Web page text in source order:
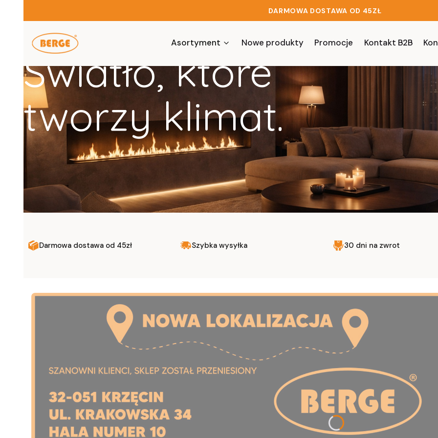
DARMOWA DOSTAWA OD 45ZŁ
Asortyment Nowe produkty Promocje Kontakt B2B
Światło, które
tworzy klimat.
Darmowa dostawa od 45zł Szybka wysyłka 30 dni na zwrot